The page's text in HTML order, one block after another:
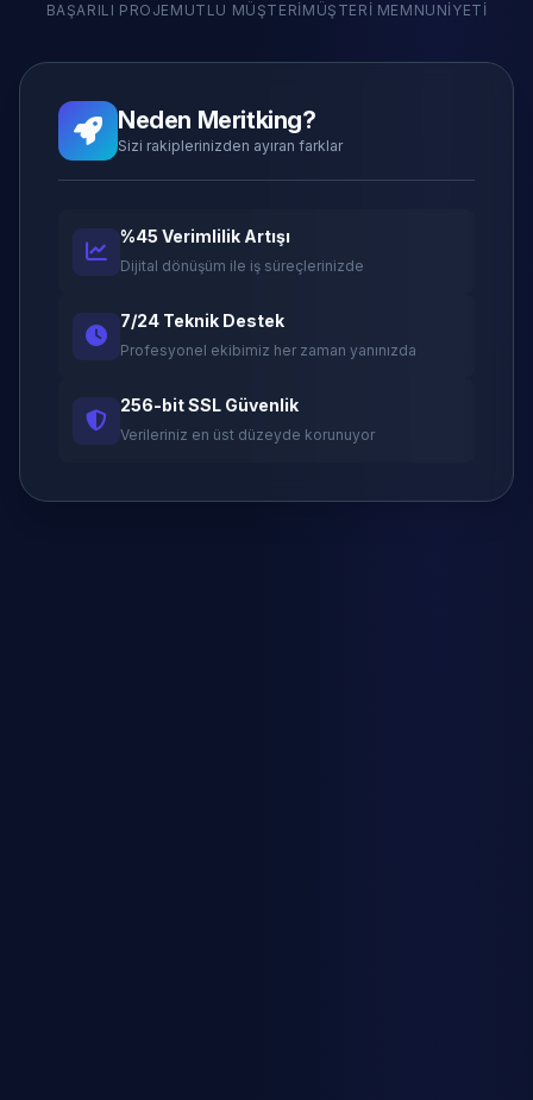
BAŞARILI PROJE MUTLU MÜŞTERI MÜŞTERI MEMNUNIYETI
Neden Meritking?
Sizi rakiplerinizden ayıran farklar
%45 Verimlilik Artışı
Dijital dönüşüm ile iş süreçlerinizde
7/24 Teknik Destek
Profesyonel ekibimiz her zaman yanınızda
256-bit SSL Güvenlik
Verileriniz en üst düzeyde korunuyor